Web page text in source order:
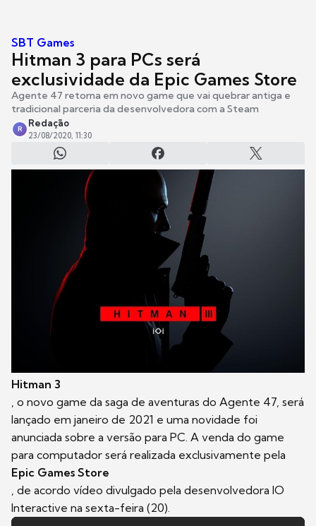
SBT Games
Hitman 3 para PCs será
exclusividade da Epic Games Store
Agente 47 retorna em novo game que vai quebrar antiga e
tradicional parceria da desenvolvedora com a Steam
R
Redação
23/08/2020, 11:30
Hitman 3
, o novo game da saga de aventuras do Agente 47, será
lançado em janeiro de 2021 e uma novidade foi
anunciada sobre a versão para PC. A venda do game
para computador será realizada exclusivamente pela
Epic Games Store
, de acordo vídeo divulgado pela desenvolvedora IO
Interactive na sexta-feira (20).